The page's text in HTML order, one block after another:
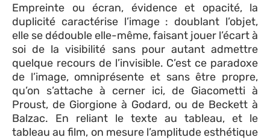
Empreinte ou écran, évidence et opacité, la
duplicité caractérise l’image : doublant l’objet,
elle se dédouble elle-même, faisant jouer l’écart à
soi de la visibilité sans pour autant admettre
quelque recours de l’invisible. C’est ce paradoxe
de l’image, omniprésente et sans être propre,
qu’on s’attache à cerner ici, de Giacometti à
Proust, de Giorgione à Godard, ou de Beckett à
Balzac. En reliant le texte au tableau, et le
tableau au film, on mesure l’amplitude esthétique